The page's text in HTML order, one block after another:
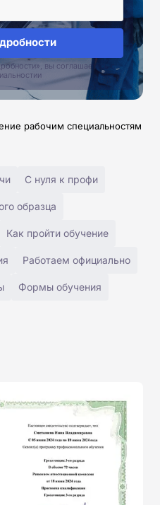
вы соглашаетесь с
рабочим специальностям
С нуля к профи
образца
Как пройти обучение
Работаем официально
Формы обучения